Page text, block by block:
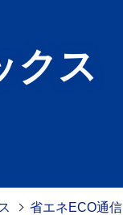
クス
省エネECO通信